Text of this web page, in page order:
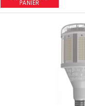
PANIER